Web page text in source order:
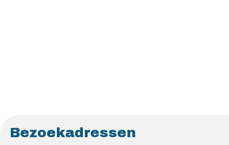
Bezoekadressen